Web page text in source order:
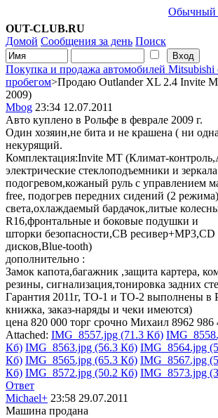
Обычный
OUT-CLUB.RU
Домой Сообщения за день Поиск
Покупка и продажа автомобилей Mitsubishi
пробегом>Продаю Outlander XL 2.4 Invite
2009)
Mbog 23:34 12.07.2011
Авто куплено в Рольфе в феврале 2009 г.
Один хозяин,не бита и не крашена ( ни
некурящий.
Комплектация:Invite МТ (Климат-
электрические стеклоподъемники и
подогревом,кожаный руль с управлением
free, подогрев передних сидений (2
света,охлаждаемый бардачок,литые
R16,фронтальные и боковые подушки и
шторки безопасности,СВ
дисков,Blue-tooth)
дополнительно :
Замок капота,багажник ,защита картера,
резины, сигнализация,тонировка задних
Гарантия 2011г, ТО-1 и ТО-2 выполнены в
книжка, заказ-наряды и чеки имеются)
цена 820 000 торг срочно Михаил 8962 986
Attached: IMG_8557.jpg (71.3 Кб)
Кб) IMG_8563.jpg (56.3 Кб) IMG_8564.jpg
Кб) IMG_8565.jpg (65.3 Кб) IMG_8567.jpg
Кб) IMG_8572.jpg (50.2 Кб) IMG_8573.jpg
Ответ
Michael+ 23:58 29.07.2011
Машина продана